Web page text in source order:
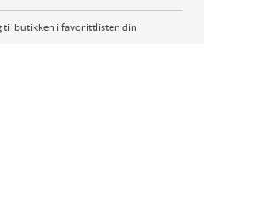
til butikken i favorittlisten din